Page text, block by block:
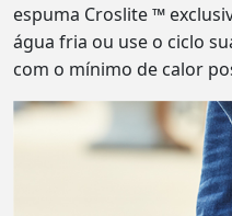
espuma Croslite ™
água fria ou use o ciclo
com o mínimo de calor